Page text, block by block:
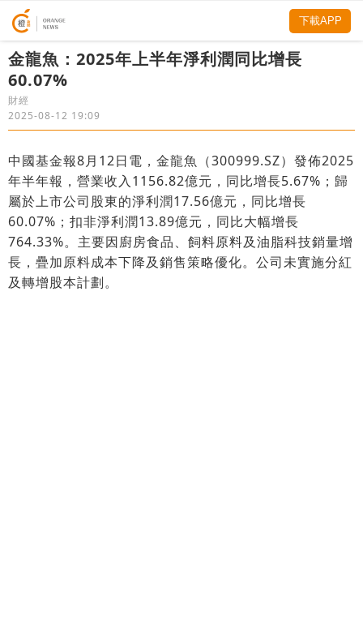
金龍魚：2025年上半年淨利潤同比增長
60.07%
財經
2025-08-12 19:09
中國基金報8月12日電，金龍魚（300999.SZ）發佈2025
年半年報，營業收入1156.82億元，同比增長5.67%；歸
屬於上市公司股東的淨利潤17.56億元，同比增長
60.07%；扣非淨利潤13.89億元，同比大幅增長
764.33%。主要因廚房食品、飼料原料及油脂科技銷量增
長，疊加原料成本下降及銷售策略優化。公司未實施分紅
及轉增股本計劃。
下載APP